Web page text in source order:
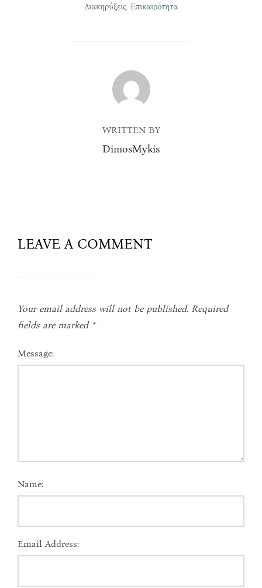
Διακηρύξεις, Επικαιρότητα
POST AUTHOR
WRITTEN BY
DimosMykis
LEAVE A COMMENT
Your email address will not be published. Required
fields are marked *
Message:
Name:
Email Address: